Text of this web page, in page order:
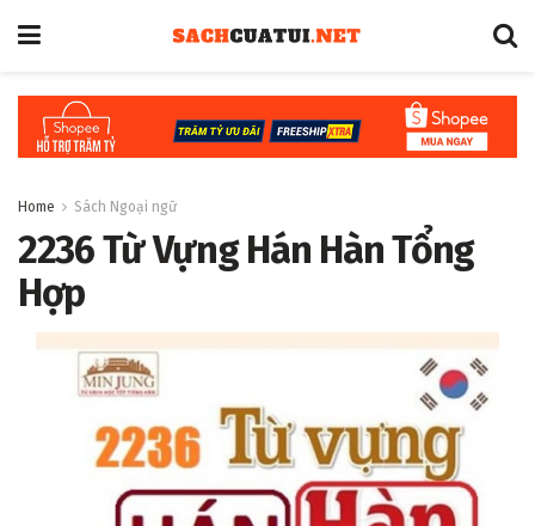
Home Sách Ngoại ngữ
2236 Từ Vựng Hán Hàn Tổng
Hợp